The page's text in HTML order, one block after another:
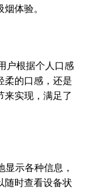
体验。
户根据个人口感
柔的口感，还是
来实现，满足了
示各种信息，
随时查看设备状